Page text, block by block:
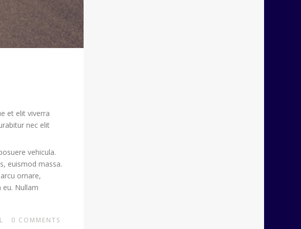
et elit viverra
nec elit
vehicula.
euismod massa.
ornare,
Nullam
0 COMMENTS